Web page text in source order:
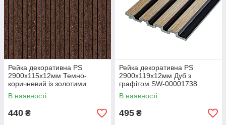
Рейка декоративна PS
2900х115х12мм Темно-
коричневий із золотими
вкрапленнями SW-00001737
В наявності
440 ₴
Рейка декоративна PS
2900х119х12мм Дуб з
графітом SW-00001738
В наявності
495 ₴